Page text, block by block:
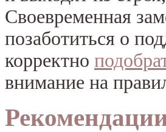
Своевременная
позаботиться о
корректно
внимание на